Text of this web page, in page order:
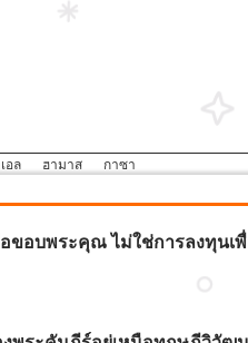
อล ฮามาส กาซา
ขอบพระคุณ ไม่ใช่การลงทุนเ